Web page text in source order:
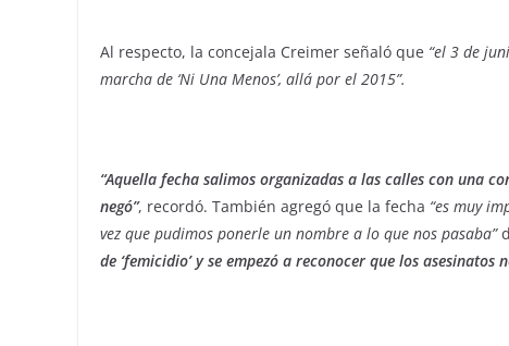
Al respecto, la concejala Creimer señaló que “el 3 de
marcha de ‘Ni Una Menos’, allá por el 2015”.
“Aquella fecha salimos organizadas a las calles con una
negó”, recordó. También agregó que la fecha “es muy
vez que pudimos ponerle un nombre a lo que nos pasaba”
de ‘femicidio’ y se empezó a reconocer que los